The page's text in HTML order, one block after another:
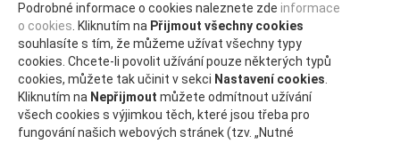
KRAJ VYSOČINA
KRÁLOVÉHRADECKÝ KRAJ
LIBERECKÝ KRAJ
MORAVSKOSLEZSKÝ KRAJ
Podrobné informace o cookies naleznete zde informace
o cookies . Kliknutím na Přijmout všechny cookies
souhlasíte s tím, že můžeme užívat všechny typy
cookies. Chcete-li povolit užívání pouze některých typů
cookies, můžete tak učinit v sekci Nastavení cookies
Kliknutím na Nepřijmout můžete odmítnout užívání
všech cookies s výjimkou těch, které jsou třeba pro
fungování našich webových stránek (tzv. „Nutné